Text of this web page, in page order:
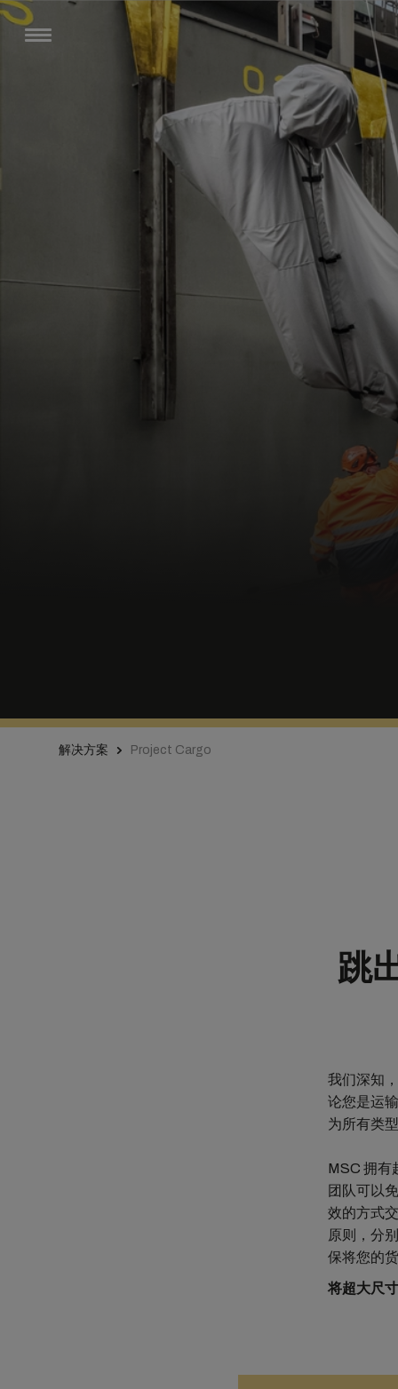
解决方案 Project Cargo
跳
我们深知
论您是运
为所有类
MSC 拥有
团队可以
效的方式
原则，分
保将您的
将超大尺